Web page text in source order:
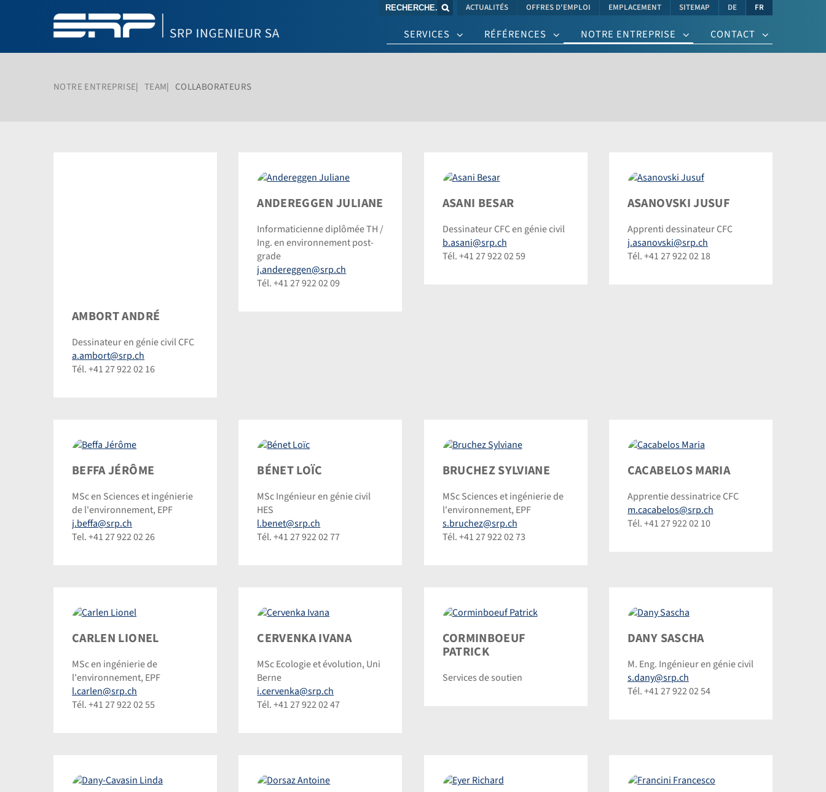
DE FR
ACTUALITÉS OFFRES D'EMPLOI EMPLACEMENT SITEMAP
Chaine de recherche (au moins 3 caractères)
SERVICES RÉFÉRENCES NOTRE ENTREPRISE CONTACT
NOTRE ENTREPRISE TEAM COLLABORATEURS
Ambort
Andre
AMBORT ANDRÉ
Dessinateur en génie civil CFC
a.ambort@srp.ch
Tél. +41 27 922 02 16
Andereggen
Juliane
©
Dominic
Steinmann
ANDEREGGEN JULIANE
Informaticienne diplômée TH /
Ing. en environnement post-
grade
j.andereggen@srp.ch
Tél. +41 27 922 02 09
Asani
Besar
©
Dominic
Steinmann
ASANI BESAR
Dessinateur CFC en génie civil
b.asani@srp.ch
Tél. +41 27 922 02 59
Asanovski
Jusuf
©
Dominic
Steinmann
ASANOVSKI JUSUF
Apprenti dessinateur CFC
j.asanovski@srp.ch
Tél. +41 27 922 02 18
Beffa
Jérôme
©
Dominic
Steinmann
BEFFA JÉRÔME
MSc en Sciences et ingénierie
de l'environnement, EPF
j.beffa@srp.ch
Tel. +41 27 922 02 26
Bénet
Loïc
©
Dominic
Steinmann
BÉNET LOÏC
MSc Ingénieur en génie civil
HES
l.benet@srp.ch
Tél. +41 27 922 02 77
Bruchez
Sylviane
©
Dominic
Steinmann
BRUCHEZ SYLVIANE
MSc Sciences et ingénierie de
l'environnement, EPF
s.bruchez@srp.ch
Tél. +41 27 922 02 73
Cacabelos
Maria
©
Dominic
Steinmann
CACABELOS MARIA
Apprentie dessinatrice CFC
m.cacabelos@srp.ch
Tél. +41 27 922 02 10
Carlen
Lionel
©
Dominic
Steinmann
CARLEN LIONEL
MSc en ingénierie de
l'environnement, EPF
l.carlen@srp.ch
Tél. +41 27 922 02 55
Cervenka
Ivana
©
Dominic
Steinmann
CERVENKA IVANA
MSc Ecologie et évolution, Uni
Berne
i.cervenka@srp.ch
Tél. +41 27 922 02 47
Corminboeuf
Patrick
Dominic
CORMINBOEUF
PATRICK
Services de soutien
Dany
Sascha
©
Dominic
Steinmann
DANY SASCHA
M. Eng. Ingénieur en génie civil
s.dany@srp.ch
Tél. +41 27 922 02 54